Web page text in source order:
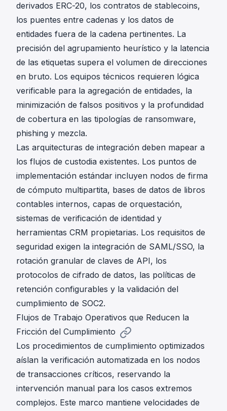
derivados ERC-20, los contratos de stablecoins,
los puentes entre cadenas y los datos de
entidades fuera de la cadena pertinentes. La
precisión del agrupamiento heurístico y la latencia
de las etiquetas supera el volumen de direcciones
en bruto. Los equipos técnicos requieren lógica
verificable para la agregación de entidades, la
minimización de falsos positivos y la profundidad
de cobertura en las tipologías de ransomware,
phishing y mezcla.
Las arquitecturas de integración deben mapear a
los flujos de custodia existentes. Los puntos de
implementación estándar incluyen nodos de firma
de cómputo multipartita, bases de datos de libros
contables internos, capas de orquestación,
sistemas de verificación de identidad y
herramientas CRM propietarias. Los requisitos de
seguridad exigen la integración de SAML/SSO, la
rotación granular de claves de API, los
protocolos de cifrado de datos, las políticas de
retención configurables y la validación del
cumplimiento de SOC2.
Flujos de Trabajo Operativos que Reducen la
Fricción del Cumplimiento
Los procedimientos de cumplimiento optimizados
aíslan la verificación automatizada en los nodos
de transacciones críticos, reservando la
intervención manual para los casos extremos
complejos. Este marco mantiene velocidades de